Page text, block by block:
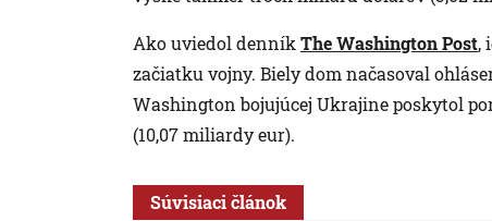
Ako uviedol denník The Washington Post,
začiatku vojny. Biely dom načasoval
Washington bojujúcej Ukrajine poskytol
(10,07 miliardy eur).
Súvisiaci článok